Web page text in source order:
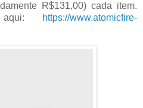
R$131,00) cada item.
aqui:
https://www.atomicfire-